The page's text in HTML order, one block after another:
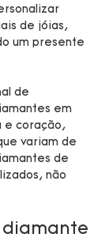
de jóias,
um presente
de
em
e coração,
variam de
de
não
diamante